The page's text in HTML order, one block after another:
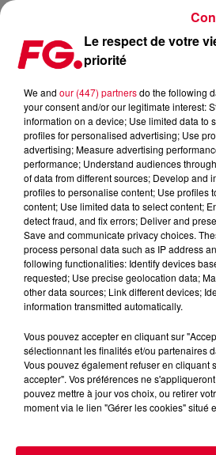
JADEN BOJSEN ENCHAÎNE AVEC UNE REPRISE
Publié : 23 septembre 2025 à 18h58
BLANDIN
Le respect de votre
priorité
We and our (447) partnersdo the following
your consent and/or our legitimate interest:
information on a device; Use limited data to
profiles for personalised advertising; Use
advertising; Measure advertising
performance; Understand audiences
of data from different sources; Develop and
profiles to personalise content; Use profiles
content; Use limited data to select content;
detect fraud, and fix errors; Deliver and
Save and communicate privacy choices.
process personal data such as IP address
following functionalities: Identify devices
requested; Use precise geolocation data;
other data sources; Link different devices;
information transmitted automatically.
Vous pouvez accepter en cliquant sur
sélectionnant les finalités et/ou partenaires
Vous pouvez également refuser en cliquant
accepter". Vos préférences ne
pouvez mettre à jour vos choix, ou retirer
moment via le lien "Gérer les cookies" situé